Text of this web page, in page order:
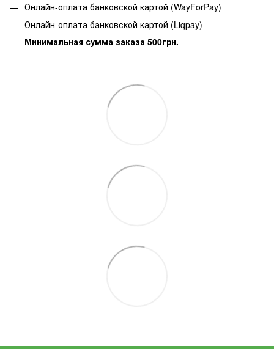
Онлайн-оплата банковской картой (WayForPay)
Онлайн-оплата банковской картой (Liqpay)
Минимальная сумма заказа 500грн.